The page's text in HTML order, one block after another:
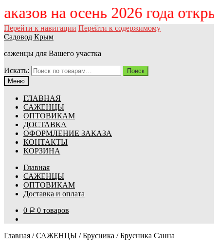
на осень 2026 года
Перейти к навигации Перейти к содержимому
Садовод Крым
саженцы для Вашего участка
Искать:
Поиск
Меню
ГЛАВНАЯ
САЖЕНЦЫ
ОПТОВИКАМ
ДОСТАВКА
ОФОРМЛЕНИЕ ЗАКАЗА
КОНТАКТЫ
КОРЗИНА
Главная
САЖЕНЦЫ
ОПТОВИКАМ
Доставка и оплата
0 Р 0 товаров
Главная /САЖЕНЦЫ /Брусника /Брусника Санна